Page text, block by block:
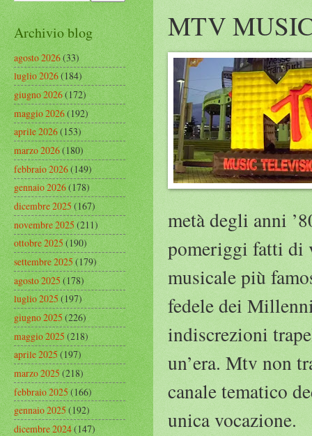
MTV
metà degli anni
pomeriggi fatti di
musicale più
fedele dei
indiscrezioni
un’era. Mtv non
canale tematico
unica vocazione.
Archivio blog
agosto 2026(33)
luglio 2026(184)
giugno 2026(172)
maggio 2026(192)
aprile 2026(153)
marzo 2026(180)
febbraio 2026(149)
gennaio 2026(178)
dicembre 2025(167)
novembre 2025(211)
ottobre 2025(190)
settembre 2025(179)
agosto 2025(178)
luglio 2025(197)
giugno 2025(226)
maggio 2025(218)
aprile 2025(197)
marzo 2025(218)
febbraio 2025(166)
gennaio 2025(192)
dicembre 2024(147)